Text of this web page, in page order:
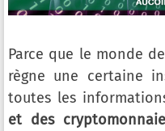
Parce que le monde
règne une certaine
toutes les
et des